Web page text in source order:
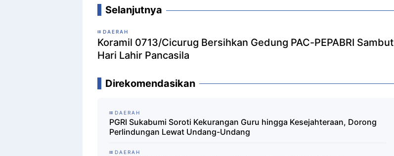
Selanjutnya
DAERAH
Koramil 0713/Cicurug Bersihkan Gedung PAC-PEPABRI Sambut
Hari Lahir Pancasila
Direkomendasikan
DAERAH
PGRI Sukabumi Soroti Kekurangan Guru hingga Kesejahteraan, Dorong
Perlindungan Lewat Undang-Undang
DAERAH